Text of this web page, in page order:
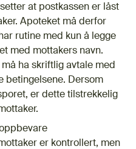
at postkassen er låst
Apoteket må derfor
rutine med kun å legge
med mottakers navn.
ha skriftlig avtale med
betingelsene. Dersom
er dette tilstrekkelig
er kontrollert, men